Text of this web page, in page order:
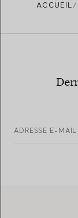
ACCUEIL
ADRESSE E-MAIL